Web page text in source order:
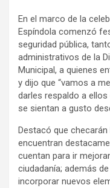
En el marco de la
Espíndola comenzó
seguridad pública,
administrativos de la
Municipal, a quienes
y dijo que “vamos a
darles respaldo a
se sientan a gusto
Destacó que
encuentran
cuentan para ir
ciudadanía; además
incorporar nuevos